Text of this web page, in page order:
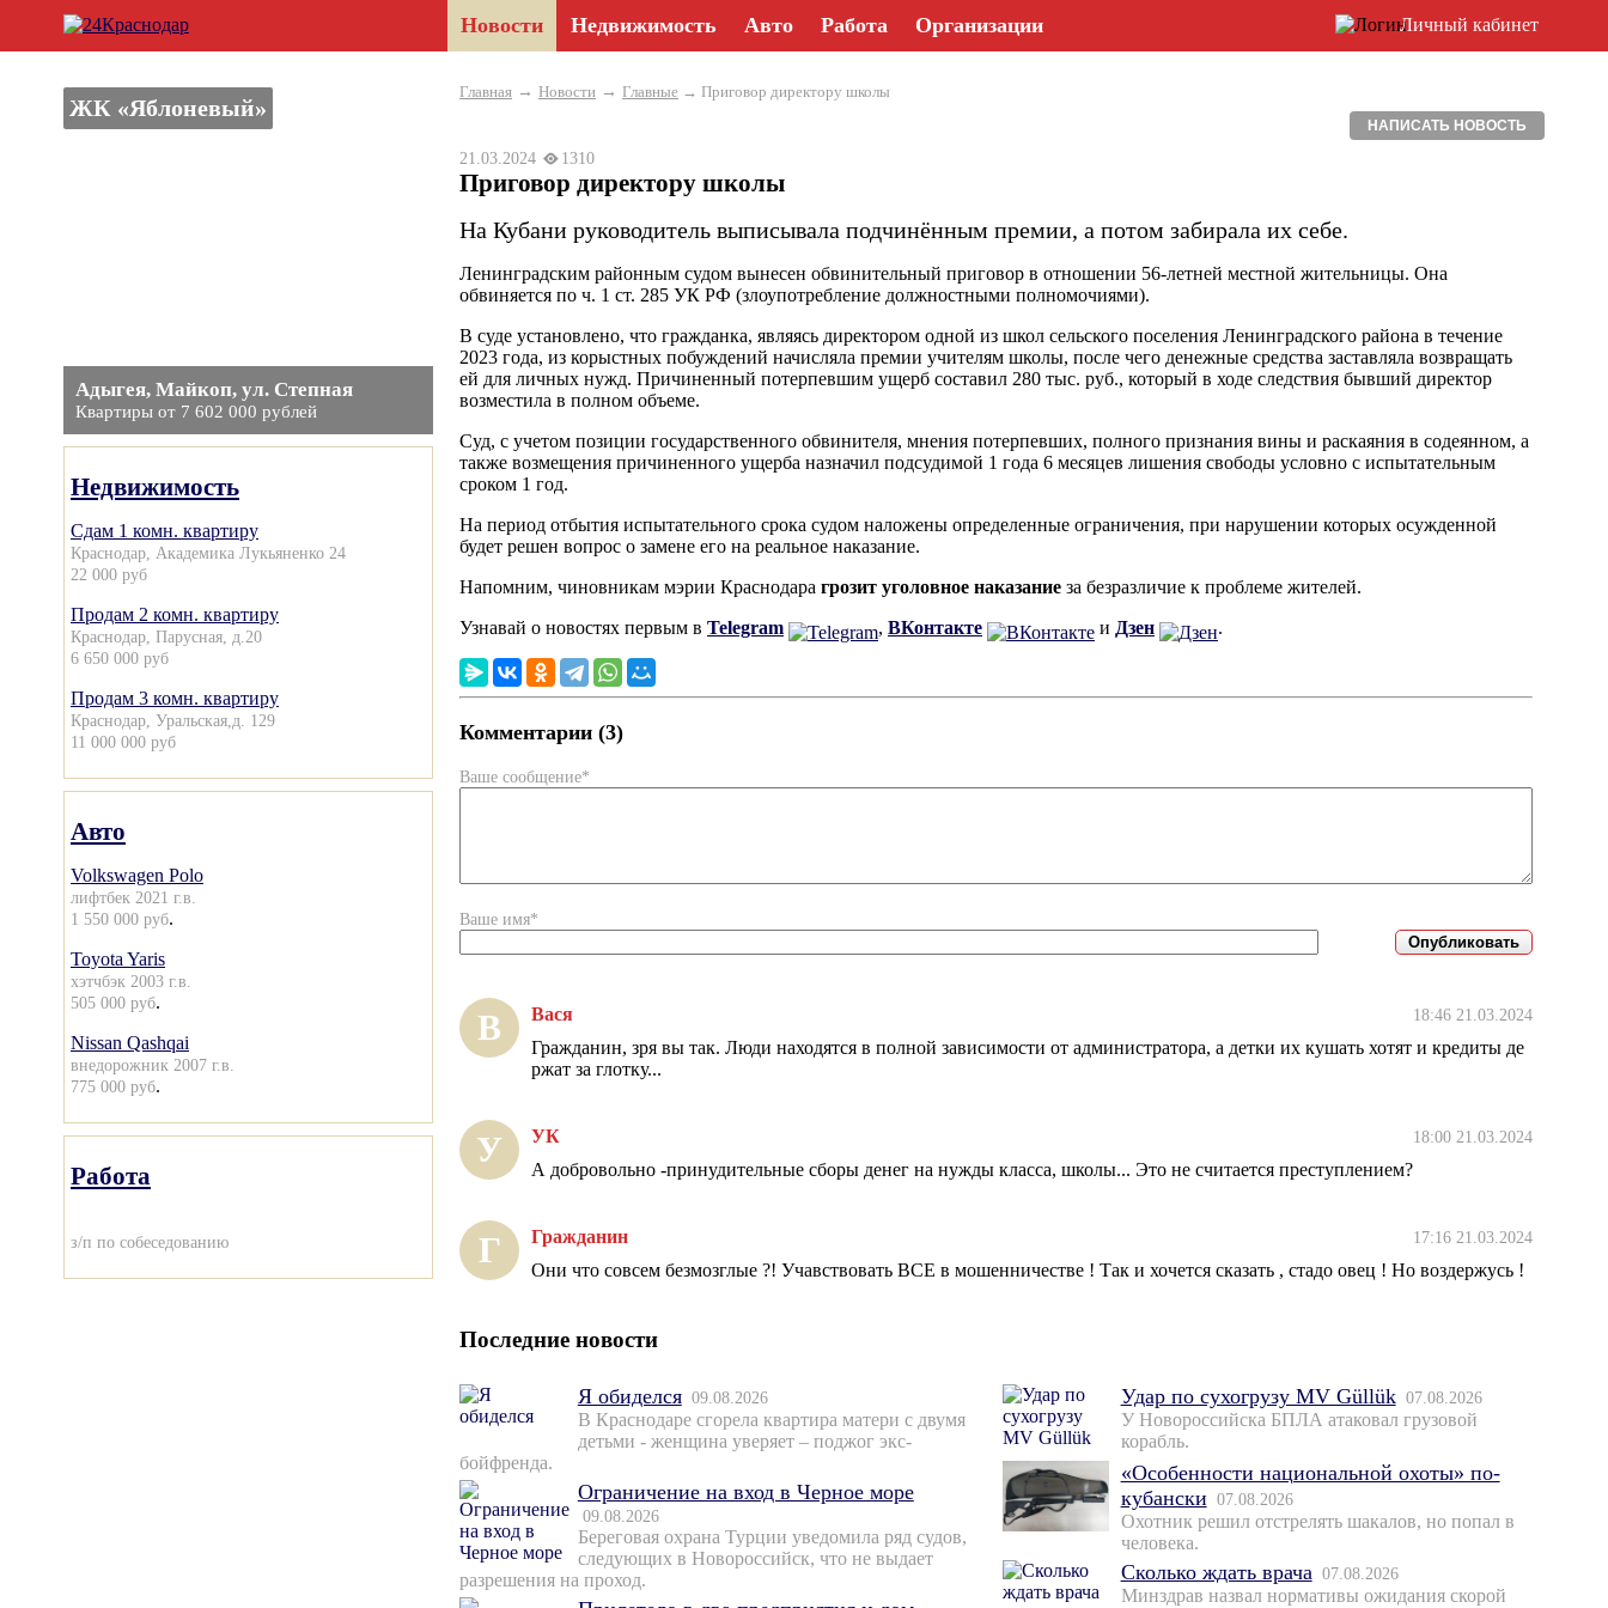
Новости Недвижимость Авто Работа Организации Личный кабинет
ЖК «Яблоневый»
Адыгея, Майкоп, ул. Степная
Квартиры от 7 602 000 рублей
Недвижимость
Сдам 1 комн. квартиру
Краснодар, Академика Лукьяненко 24
22 000 руб
Продам 2 комн. квартиру
Краснодар, Парусная, д.20
6 650 000 руб
Продам 3 комн. квартиру
Краснодар, Уральская,д. 129
11 000 000 руб
Авто
Volkswagen Polo
лифтбек 2021 г.в.
1 550 000 руб.
Toyota Yaris
хэтчбэк 2003 г.в.
505 000 руб.
Nissan Qashqai
внедорожник 2007 г.в.
775 000 руб.
Работа
з/п по собеседованию
Главная → Новости → Главные → Приговор директору школы
НАПИСАТЬ НОВОСТЬ
21.03.2024 1310
Приговор директору школы
На Кубани руководитель выписывала подчинённым премии, а потом забирала их себе.
Ленинградским районным судом вынесен обвинительный приговор в отношении 56-летней местной жительницы. Она
обвиняется по ч. 1 ст. 285 УК РФ (злоупотребление должностными полномочиями).
В суде установлено, что гражданка, являясь директором одной из школ сельского поселения Ленинградского района в течение
2023 года, из корыстных побуждений начисляла премии учителям школы, после чего денежные средства заставляла возвращать
ей для личных нужд. Причиненный потерпевшим ущерб составил 280 тыс. руб., который в ходе следствия бывший директор
возместила в полном объеме.
Суд, с учетом позиции государственного обвинителя, мнения потерпевших, полного признания вины и раскаяния в содеянном, а
также возмещения причиненного ущерба назначил подсудимой 1 года 6 месяцев лишения свободы условно с испытательным
сроком 1 год.
На период отбытия испытательного срока судом наложены определенные ограничения, при нарушении которых осужденной
будет решен вопрос о замене его на реальное наказание.
Напомним, чиновникам мэрии Краснодара грозит уголовное наказание за безразличие к проблеме жителей.
Узнавай о новостях первым в Telegram , ВКонтакте и Дзен .
Комментарии (3)
Ваше сообщение*
Ваше имя*
В Вася 18:46 21.03.2024
Гражданин, зря вы так. Люди находятся в полной зависимости от администратора, а детки их кушать хотят и кредиты де
ржат за глотку...
У УК 18:00 21.03.2024
А добровольно -принудительные сборы денег на нужды класса, школы... Это не считается преступлением?
Г Гражданин 17:16 21.03.2024
Они что совсем безмозглые ?! Учавствовать ВСЕ в мошенничестве ! Так и хочется сказать , стадо овец ! Но воздержусь !
Последние новости
Я обиделся 09.08.2026
В Краснодаре сгорела квартира матери с двумя
детьми - женщина уверяет – поджог экс-
бойфренда.
Ограничение на вход в Черное море
09.08.2026
Береговая охрана Турции уведомила ряд судов,
следующих в Новороссийск, что не выдает
разрешения на проход.
Удар по сухогрузу MV Güllük 07.08.2026
У Новороссийска БПЛА атаковал грузовой
корабль.
«Особенности национальной охоты» по-
кубански 07.08.2026
Охотник решил отстрелять шакалов, но попал в
человека.
Сколько ждать врача 07.08.2026
Минздрав назвал нормативы ожидания скорой